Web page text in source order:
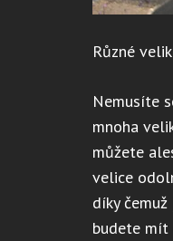
Různé
Nemusíte
mnoha
můžete
velice
díky
budete